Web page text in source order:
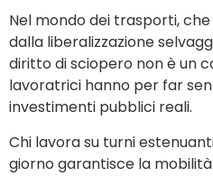
Nel mondo dei trasporti,
dalla liberalizzazione
diritto di sciopero non è un
lavoratrici hanno per far
investimenti pubblici reali.
Chi lavora su turni
giorno garantisce la